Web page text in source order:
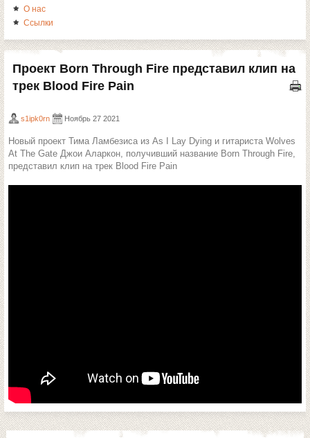
О нас
Ссылки
Проект Born Through Fire представил клип на
трек Blood Fire Pain
s1ipk0rn Ноябрь 27 2021
Новый проект Тима Ламбезиса из As I Lay Dying и гитариста Wolves
At The Gate Джои Аларкон, получивший название Born Through Fire,
представил клип на трек Blood Fire Pain